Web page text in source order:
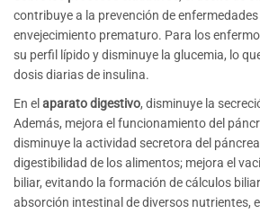
contribuye a la prevención de enfermedades
envejecimiento prematuro. Para los
su perfil lípido y disminuye la glucemia, lo
dosis diarias de insulina.
En el aparato digestivo, disminuye la
Además, mejora el funcionamiento del
disminuye la actividad secretora del
digestibilidad de los alimentos; mejora el
biliar, evitando la formación de cálculos
absorción intestinal de diversos nutrientes,